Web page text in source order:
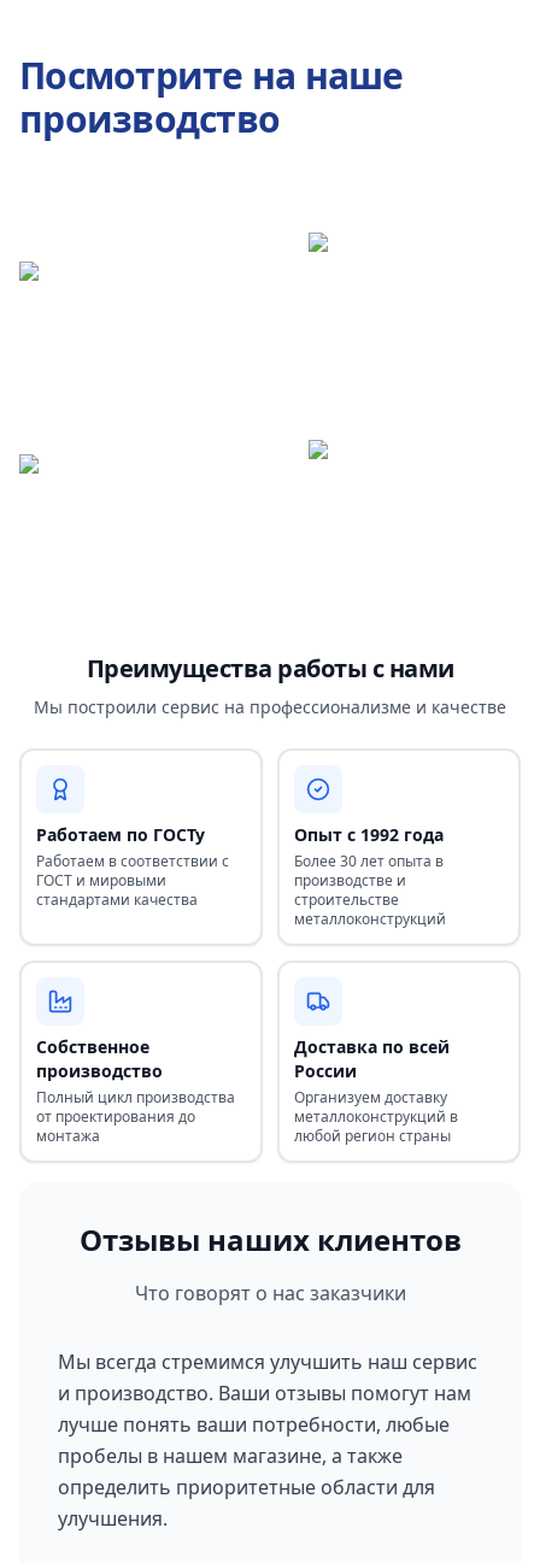
Посмотрите на наше
производство
Преимущества работы с нами
Мы построили сервис на профессионализме и качестве
Работаем по ГОСТу
Работаем в соответствии с
ГОСТ и мировыми
стандартами качества
Опыт с 1992 года
Более 30 лет опыта в
производстве и
строительстве
металлоконструкций
Собственное
производство
Полный цикл производства
от проектирования до
монтажа
Доставка по всей
России
Организуем доставку
металлоконструкций в
любой регион страны
Отзывы наших клиентов
Что говорят о нас заказчики
Мы всегда стремимся улучшить наш сервис
и производство. Ваши отзывы помогут нам
лучше понять ваши потребности, любые
пробелы в нашем магазине, а также
определить приоритетные области для
улучшения.